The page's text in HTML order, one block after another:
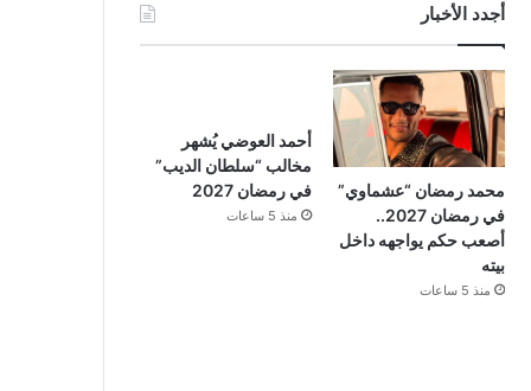
أجدد الأخبار
محمد رمضان “عشماوي”
في رمضان 2027..
أصعب حكم يواجهه داخل
بيته
منذ 5 ساعات
أحمد العوضي يُشهر
مخالب “سلطان الديب”
في رمضان 2027
منذ 5 ساعات